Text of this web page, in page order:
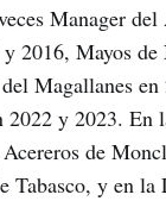
Manager
2016, Mayos de
Magallanes
2022 y 2023.
de
Tabasco, y en